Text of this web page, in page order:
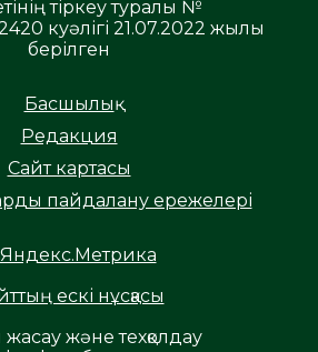
тіркеу туралы №
куәлігі 21.07.2022 жылы
берілген
Басшылық
Редакция
Сайт картасы
пайдалану ережелері
ескі нұсқасы
және техқолдау